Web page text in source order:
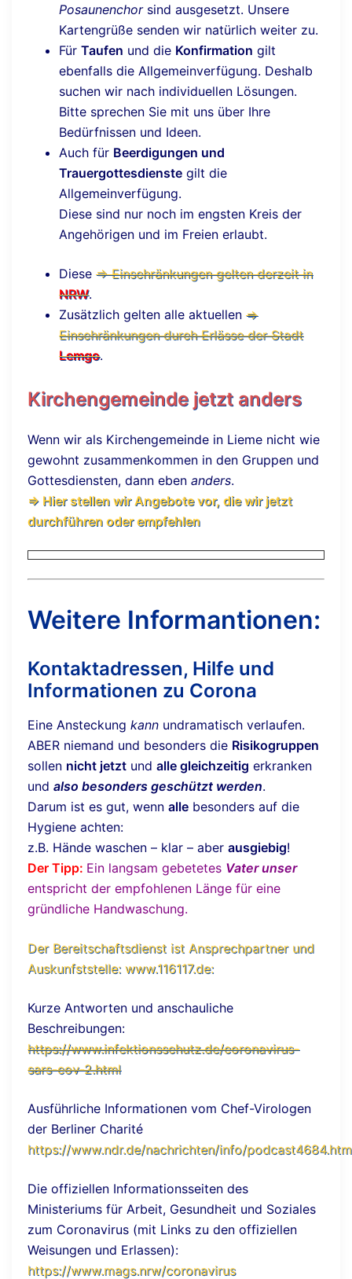
Posaunenchorsind ausgesetzt. Unsere
Kartengrüße senden wir natürlich weiter zu.
Für Taufen und die Konfirmation gilt
ebenfalls die Allgemeinverfügung. Deshalb
suchen wir nach individuellen Lösungen.
Bitte sprechen Sie mit uns über Ihre
Bedürfnissen und Ideen.
Auch für Beerdigungen und
Trauergottesdienste gilt die
Allgemeinverfügung.
Diese sind nur noch im engsten Kreis der
Angehörigen und im Freien erlaubt.
Diese ⇒ Einschränkungen gelten derzeit in
NRW.
Zusätzlich gelten alle aktuellen ⇒
Einschränkungen durch Erlässe der Stadt
Lemgo.
Kirchengemeinde jetzt anders
Wenn wir als Kirchengemeinde in Lieme nicht wie
gewohnt zusammenkommen in den Gruppen und
Gottesdiensten, dann eben anders.
⇒ Hier stellen wir Angebote vor, die wir jetzt
durchführen oder empfehlen
Weitere Informantionen:
Kontaktadressen, Hilfe und
Informationen zu Corona
Eine Ansteckung kann undramatisch verlaufen.
ABER niemand und besonders die Risikogruppen
sollen nicht jetzt und alle gleichzeitig erkranken
und also besonders geschützt werden.
Darum ist es gut, wenn alle besonders auf die
Hygiene achten:
z.B. Hände waschen – klar – aber ausgiebig!
Der Tipp: Ein langsam gebetetes Vater unser
entspricht der empfohlenen Länge für eine
gründliche Handwaschung.
Der Bereitschaftsdienst ist Ansprechpartner und
Auskunfststelle: www.116117.de:
Kurze Antworten und anschauliche
Beschreibungen:
https://www.infektionsschutz.de/coronavirus-
sars-cov-2.html
Ausführliche Informationen vom Chef-Virologen
der Berliner Charité
https://www.ndr.de/nachrichten/info/
Die offiziellen Informationsseiten des
Ministeriums für Arbeit, Gesundheit und Soziales
zum Coronavirus (mit Links zu den offiziellen
Weisungen und Erlassen):
https://www.mags.nrw/coronavirus